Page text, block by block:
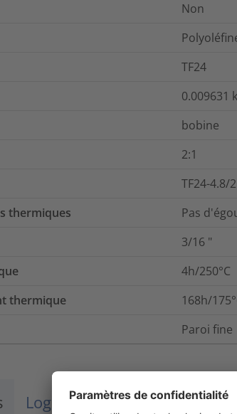
Non
TF24
0.009631
bobine
2:1
TF24-4.8/
thermiques
Pas
3/16 "
4h/250°C
thermique
168h/
Paroi fine
Logistique et emballage